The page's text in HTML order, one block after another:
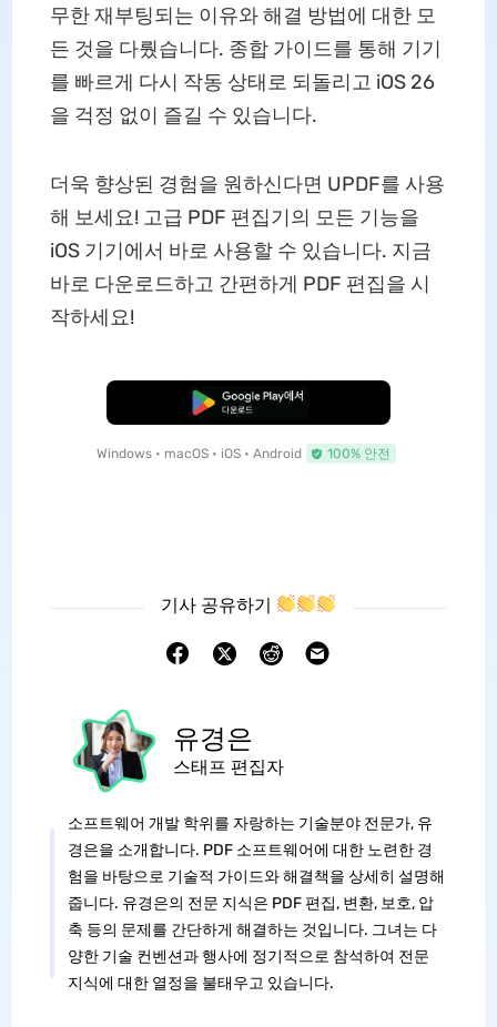
무한 재부팅되는 이유와 해결 방법에 대한 모
든 것을 다뤘습니다. 종합 가이드를 통해 기기
를 빠르게 다시 작동 상태로 되돌리고 iOS 26
을 걱정 없이 즐길 수 있습니다.
더욱 향상된 경험을 원하신다면 UPDF를 사용
해 보세요! 고급 PDF 편집기의 모든 기능을
iOS 기기에서 바로 사용할 수 있습니다. 지금
바로 다운로드하고 간편하게 PDF 편집을 시
작하세요!
무료로 다운로드
Windows • macOS • iOS • Android 100% 안전
기사 공유하기
유경은
스태프 편집자
소프트웨어 개발 학위를 자랑하는 기술분야 전문가, 유
경은을 소개합니다. PDF 소프트웨어에 대한 노련한 경
험을 바탕으로 기술적 가이드와 해결책을 상세히 설명해
줍니다. 유경은의 전문 지식은 PDF 편집, 변환, 보호, 압
축 등의 문제를 간단하게 해결하는 것입니다. 그녀는 다
양한 기술 컨벤션과 행사에 정기적으로 참석하여 전문
지식에 대한 열정을 불태우고 있습니다.